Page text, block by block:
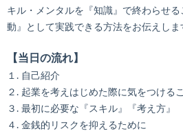
キル・メンタルを『知識』で終わらせ
動』として実践できる方法をお伝えしま
【当日の流れ】
１. 自己紹介
２. 起業を考えはじめた際に気をつける
３. 最初に必要な『スキル』『考え方』
４. 金銭的リスクを抑えるために